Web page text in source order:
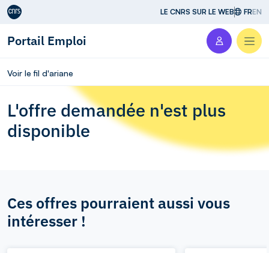
Aller au contenu LE CNRS SUR LE WEB FREN
Portail Emploi
Voir le fil d'ariane
L'offre demandée n'est plus
disponible
Ces offres pourraient aussi vous
intéresser !